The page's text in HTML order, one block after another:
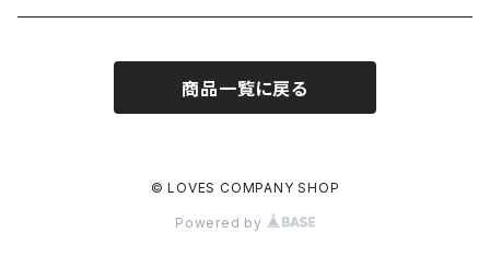
商品一覧に戻る
© LOVES COMPANY SHOP
Powered by